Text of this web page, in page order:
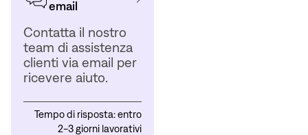
email
Contatta il nostro
team di assistenza
clienti via email per
ricevere aiuto.
Tempo di risposta: entro
2-3 giorni lavorativi